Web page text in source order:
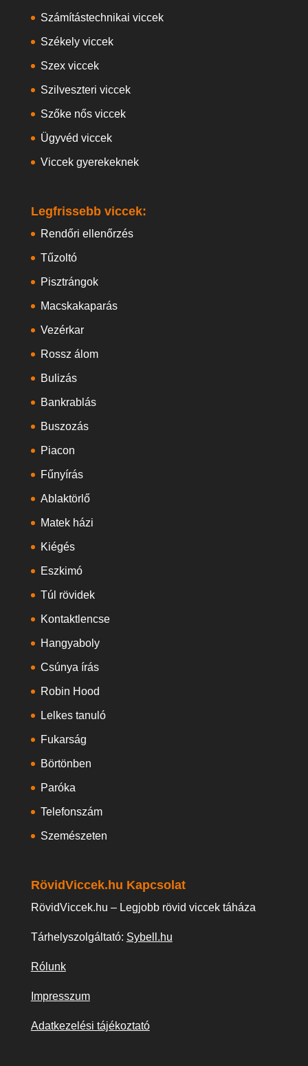
Számítástechnikai viccek
Székely viccek
Szex viccek
Szilveszteri viccek
Szőke nős viccek
Ügyvéd viccek
Viccek gyerekeknek
Legfrissebb viccek:
Rendőri ellenőrzés
Tűzoltó
Pisztrángok
Macskakaparás
Vezérkar
Rossz álom
Bulizás
Bankrablás
Buszozás
Piacon
Fűnyírás
Ablaktörlő
Matek házi
Kiégés
Eszkimó
Túl rövidek
Kontaktlencse
Hangyaboly
Csúnya írás
Robin Hood
Lelkes tanuló
Fukarság
Börtönben
Paróka
Telefonszám
Szemészeten
RövidViccek.hu Kapcsolat
RövidViccek.hu – Legjobb rövid viccek táháza
Tárhelyszolgáltató: Sybell.hu
Rólunk
Impresszum
Adatkezelési tájékoztató